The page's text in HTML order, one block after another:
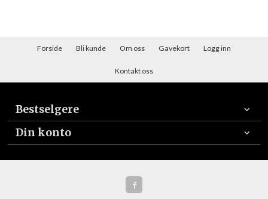
Forside Bli kunde Om oss Gavekort Logg inn
Kontakt oss
Bestselgere
Din konto